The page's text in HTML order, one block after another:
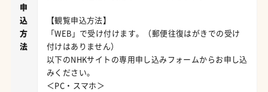
申
込
方
法
【観覧申込方法】
「WEB」で受け付けます。（郵便往復はがきでの受け
付けはありません）
以下のNHKサイトの専用申し込みフォームからお申し込
みください。
＜PC・スマホ＞